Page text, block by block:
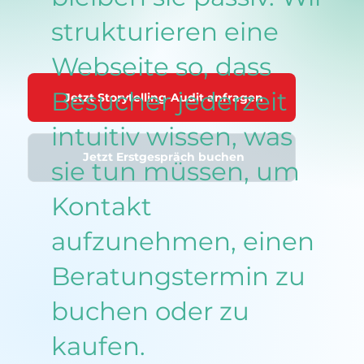
Jetzt Storytelling-Audit anfragen
Jetzt Erstgespräch buchen
strukturieren eine
Webseite so, dass
Besucher jederzeit
intuitiv wissen, was
sie tun müssen, um
Kontakt
aufzunehmen, einen
Beratungstermin zu
buchen oder zu
kaufen.